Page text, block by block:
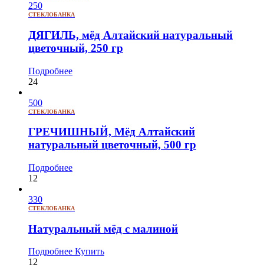
250
СТЕКЛОБАНКА
ДЯГИЛЬ, мёд Алтайский натуральный
цветочный, 250 гр
Подробнее
24
500
СТЕКЛОБАНКА
ГРЕЧИШНЫЙ, Мёд Алтайский
натуральный цветочный, 500 гр
Подробнее
12
330
СТЕКЛОБАНКА
Натуральный мёд с малиной
Подробнее Купить
12